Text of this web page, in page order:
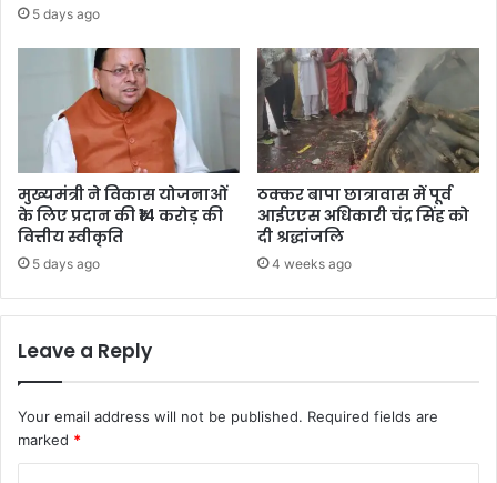
5 days ago
मुख्यमंत्री ने विकास योजनाओं
के लिए प्रदान की ₹14 करोड़ की
वित्तीय स्वीकृति
5 days ago
ठक्कर बापा छात्रावास में पूर्व
आईएएस अधिकारी चंद्र सिंह को
दी श्रद्धांजलि
4 weeks ago
Leave a Reply
Your email address will not be published. Required fields are
marked *